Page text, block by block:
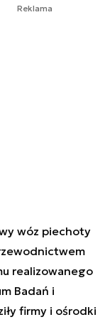
Reklama
wóz piechoty
realizowanego
Badań i
firmy i ośrodki